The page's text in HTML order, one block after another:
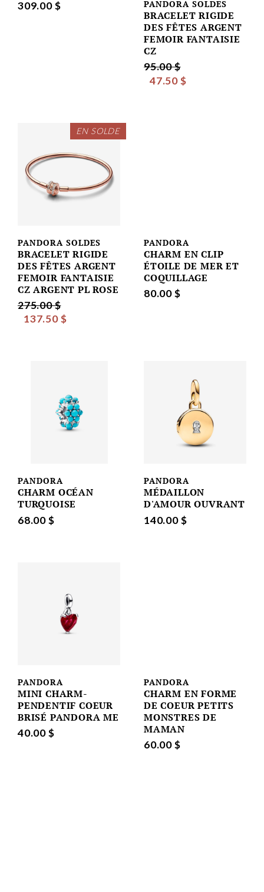
309.00 $ PANDORA SOLDES
BRACELET RIGIDE
DES FÊTES ARGENT
FEMOIR FANTAISIE
CZ
95.00 $
47.50 $
EN SOLDE
PANDORA SOLDES
BRACELET RIGIDE
DES FÊTES ARGENT
FEMOIR FANTAISIE
CZ ARGENT PL ROSE
275.00 $
137.50 $
PANDORA
CHARM EN CLIP
ÉTOILE DE MER ET
COQUILLAGE
80.00 $
PANDORA
CHARM OCÉAN
TURQUOISE
68.00 $
PANDORA
MÉDAILLON
D'AMOUR OUVRANT
140.00 $
PANDORA
MINI CHARM-
PENDENTIF COEUR
BRISÉ PANDORA ME
40.00 $
PANDORA
CHARM EN FORME
DE COEUR PETITS
MONSTRES DE
MAMAN
60.00 $